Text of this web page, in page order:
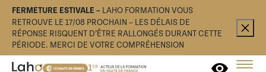
FERMETURE ESTIVALE – LAHO FORMATION VOUS
RETROUVE LE 17/08 PROCHAIN – LES DÉLAIS DE
RÉPONSE RISQUENT D’ÊTRE RALLONGÉS DURANT CETTE
PÉRIODE. MERCI DE VOTRE COMPRÉHENSION